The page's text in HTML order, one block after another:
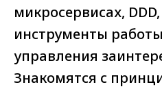
микросервисах,
инструменты
управления
Знакомятся с